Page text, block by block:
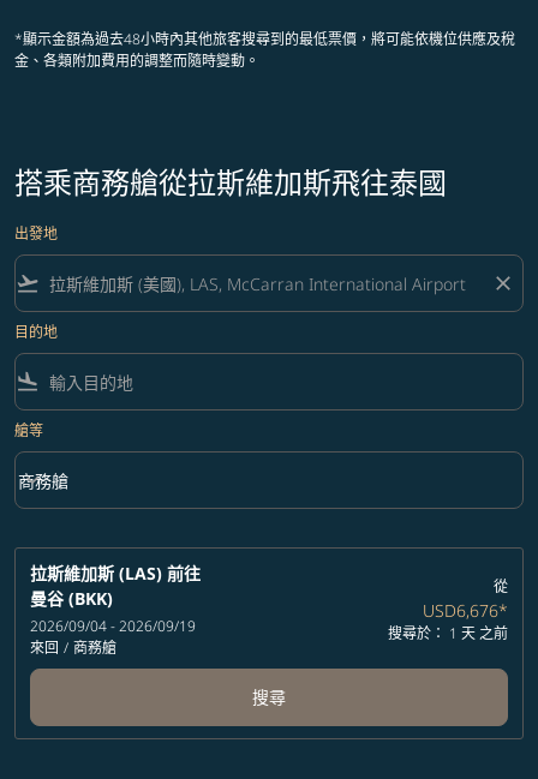
*顯示金額為過去48小時內其他旅客搜尋到的最低票價，將可能依機位供應及稅
金、各類附加費用的調整而隨時變動。
搭乘商務艙從拉斯維加斯飛往泰國
出發地
flight_takeoff close
目的地
flight_land
艙等
艙等 option 商務艙 Selected
商務艙
keyboard_arrow_down
拉斯維加斯 (LAS) 前往
曼谷 (BKK)
2026/09/04 - 2026/09/19
來回 / 商務艙
從
USD6,676*
搜尋於： 1 天 之前
搜尋